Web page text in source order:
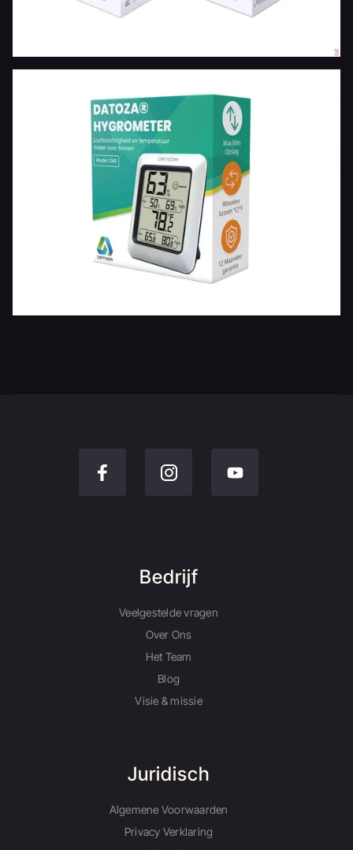
Bedrijf
Veelgestelde vragen
Over Ons
Het Team
Blog
Visie & missie
Juridisch
Algemene Voorwaarden
Privacy Verklaring